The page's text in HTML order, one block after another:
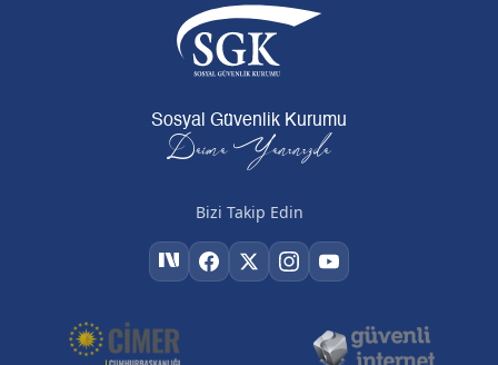
Sosyal Güvenlik Kurumu
Daima Yanınızda
Bizi Takip Edin